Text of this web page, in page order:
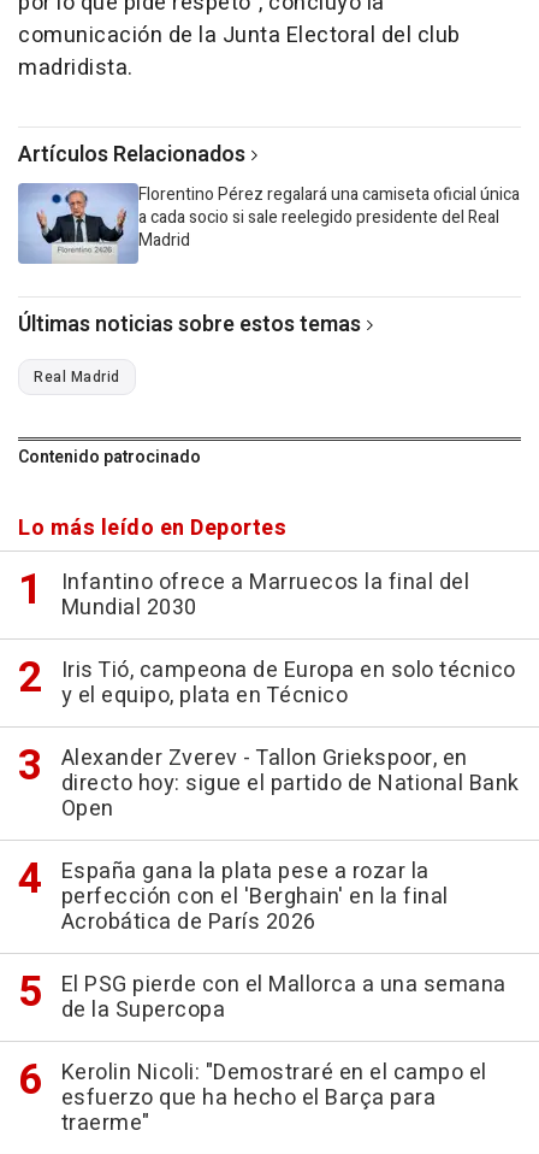
comunicación de la Junta Electoral del club
madridista.
Artículos Relacionados
Florentino Pérez regalará una camiseta oficial única
a cada socio si sale reelegido presidente del Real
Madrid
Últimas noticias sobre estos temas
Real Madrid
Contenido patrocinado
Lo más leído en Deportes
Infantino ofrece a Marruecos la final del
Mundial 2030
Iris Tió, campeona de Europa en solo técnico
y el equipo, plata en Técnico
Alexander Zverev - Tallon Griekspoor, en
directo hoy: sigue el partido de National Bank
Open
España gana la plata pese a rozar la
perfección con el 'Berghain' en la final
Acrobática de París 2026
El PSG pierde con el Mallorca a una semana
de la Supercopa
Kerolin Nicoli: "Demostraré en el campo el
esfuerzo que ha hecho el Barça para
traerme"